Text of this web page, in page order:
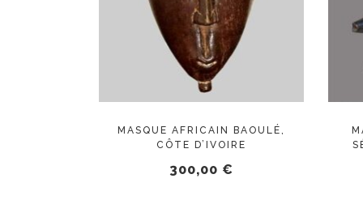
MASQUE AFRICAIN BAOULÉ,
CÔTE D’IVOIRE
300,00 €